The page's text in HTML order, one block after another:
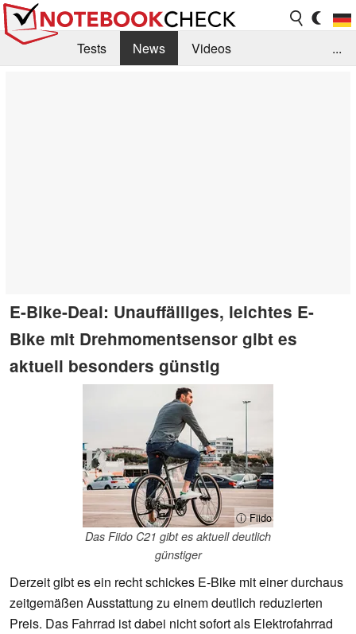
Tests News
Videos
...
E-Bike-Deal: Unauffälliges, leichtes E-
Bike mit Drehmomentsensor gibt es
aktuell besonders günstig
ⓘ Fiido
Das Fiido C21 gibt es aktuell deutlich
günstiger
Derzeit gibt es ein recht schickes E-Bike mit einer durchaus
zeitgemäßen Ausstattung zu einem deutlich reduzierten
Preis. Das Fahrrad ist dabei nicht sofort als Elektrofahrrad